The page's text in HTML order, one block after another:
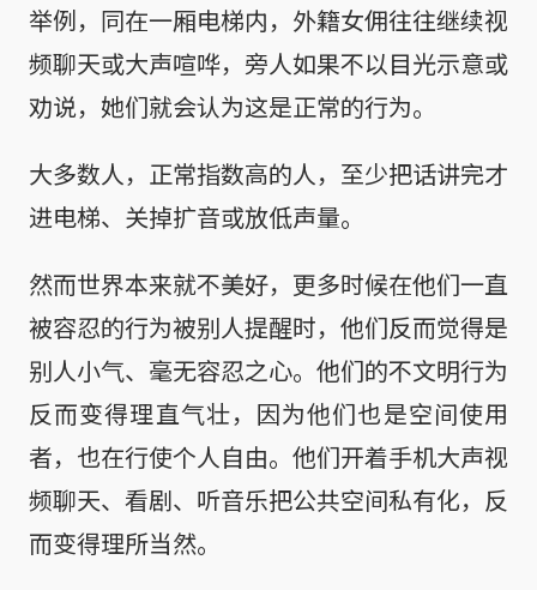
举例，同在一厢电梯内，外籍女佣往往继续视
频聊天或大声喧哗，旁人如果不以目光示意或
劝说，她们就会认为这是正常的行为。
大多数人，正常指数高的人，至少把话讲完才
进电梯、关掉扩音或放低声量。
然而世界本来就不美好，更多时候在他们一直
被容忍的行为被别人提醒时，他们反而觉得是
别人小气、毫无容忍之心。他们的不文明行为
反而变得理直气壮，因为他们也是空间使用
者，也在行使个人自由。他们开着手机大声视
频聊天、看剧、听音乐把公共空间私有化，反
而变得理所当然。